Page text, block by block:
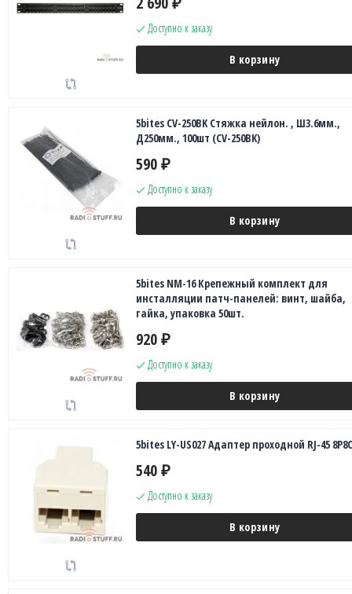
₽
Доступно к заказу
В корзину
5bites CV-250BK Стяжка нейлон. , Ш3.6мм.,
Д250мм., 100шт (CV-250BK)
590 ₽
Доступно к заказу
В корзину
5bites NM-16 Крепежный комплект для
инсталляции патч-панелей: винт, шайба,
гайка, упаковка 50шт.
920 ₽
Доступно к заказу
В корзину
5bites LY-US027 Адаптер проходной RJ-45
540 ₽
Доступно к заказу
В корзину